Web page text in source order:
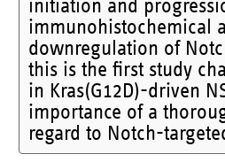
initiation and
immunohistochemical
downregulation of
this is the first study
in Kras(G12D)-driven
importance of a
regard to Notch-